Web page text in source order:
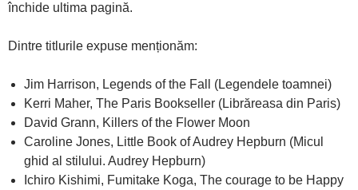
închide ultima pagină.
Dintre titlurile expuse menționăm:
Jim Harrison, Legends of the Fall (Legendele toamnei)
Kerri Maher, The Paris Bookseller (Librăreasa din Paris)
David Grann, Killers of the Flower Moon
Caroline Jones, Little Book of Audrey Hepburn (Micul
ghid al stilului. Audrey Hepburn)
Ichiro Kishimi, Fumitake Koga, The courage to be Happy